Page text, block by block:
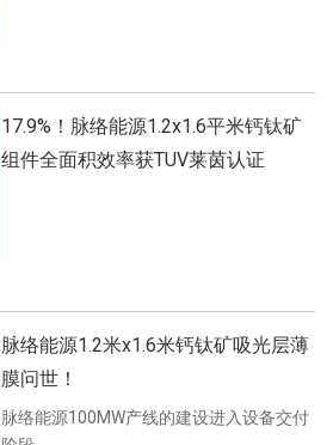
17.9%！脉络能源1.2x1.6平米钙钛矿
组件全面积效率获TUV莱茵认证
脉络能源1.2米x1.6米钙钛矿吸光层薄
膜问世！
脉络能源100MW产线的建设进入设备交付